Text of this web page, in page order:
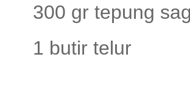
300 gr tepung
1 butir telur